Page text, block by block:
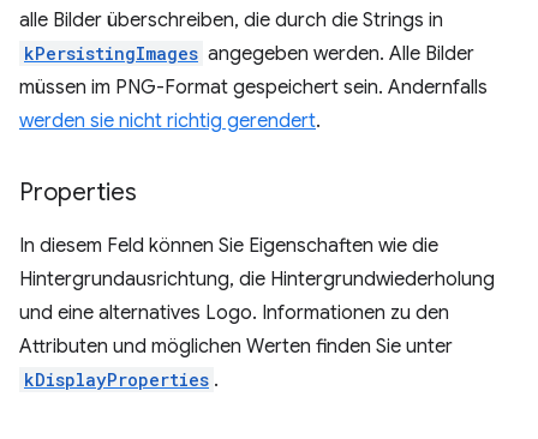
alle Bilder überschreiben, die durch die Strings in
kPersistingImages angegeben werden. Alle Bilder
müssen im PNG-Format gespeichert sein. Andernfalls
werden sie nicht richtig gerendert.
Properties
In diesem Feld können Sie Eigenschaften wie die
Hintergrundausrichtung, die Hintergrundwiederholung
und eine alternatives Logo. Informationen zu den
Attributen und möglichen Werten finden Sie unter
kDisplayProperties .